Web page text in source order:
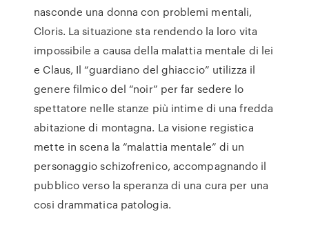
nasconde una donna con problemi mentali,
Cloris. La situazione sta rendendo la loro vita
impossibile a causa della malattia mentale di lei
e Claus, Il “guardiano del ghiaccio” utilizza il
genere filmico del “noir” per far sedere lo
spettatore nelle stanze più intime di una fredda
abitazione di montagna. La visione registica
mette in scena la “malattia mentale” di un
personaggio schizofrenico, accompagnando il
pubblico verso la speranza di una cura per una
cosi drammatica patologia.